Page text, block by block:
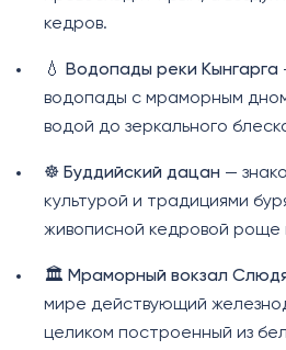
кедров.
💧 Водопады реки Кынгарга
водопады с мраморным
водой до зеркального
☸️ Буддийский дацан —
культурой и традициями
живописной кедровой
🏛️ Мраморный вокзал
мире действующий
целиком построенный из